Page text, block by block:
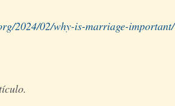
2024/02/why-is-marriage-important/